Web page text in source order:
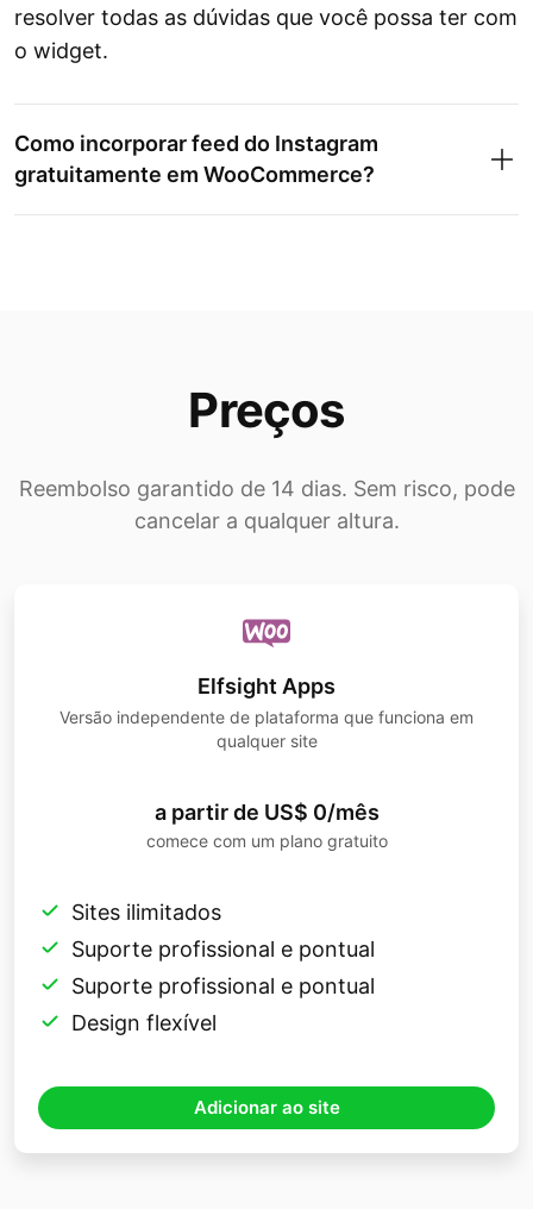
resolver todas as dúvidas que você possa ter com
o widget.
Como incorporar feed do Instagram
gratuitamente em WooCommerce?
Para incorporar um Elfsight
gratuitamente no WooCommerce,
acesse o site da Elfsight e inscreva-se
gratuitamente conta.
configurações de acordo com o design
Depois de personalizar seu feed do
Instagram gratuitamente, basta copiar o
insira-o no local desejado nos arquivos
de tema da sua loja WooCommerce.
Preços
Reembolso garantido de 14 dias. Sem risco, pode
cancelar a qualquer altura.
Elfsight Apps
Versão independente de plataforma que funciona em
qualquer site
a partir de US$ 0/mês
comece com um plano gratuito
Sites ilimitados
Suporte profissional e pontual
Suporte profissional e pontual
Design flexível
Adicionar ao site